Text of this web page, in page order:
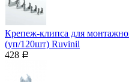
Крепеж-клипса для
(уп/120шт) Ruvinil
428 Р